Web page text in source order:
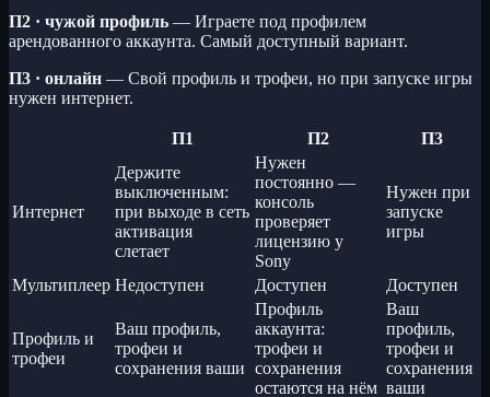
П2 · чужой профиль — Играете под профилем
арендованного аккаунта. Самый доступный вариант.
П3 · онлайн — Свой профиль и трофеи, но при запуске игры
нужен интернет.
П1 П2 П3
Интернет
Держите
выключенным:
при выходе в сеть
активация
слетает
Нужен
постоянно —
консоль
проверяет
лицензию у
Sony
Нужен при
запуске
игры
Мультиплеер Недоступен Доступен Доступен
Профиль и
трофеи
Ваш профиль,
трофеи и
сохранения ваши
Профиль
аккаунта:
трофеи и
сохранения
остаются на нём
Ваш
профиль,
трофеи и
сохранения
ваши